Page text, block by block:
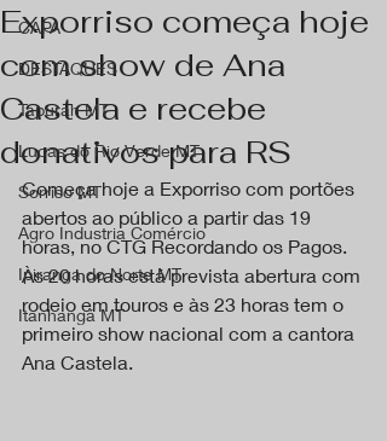
CAPA
DESTAQUES
Tapurah MT
Lucas do Rio Verde MT
Sorriso MT
Agro Industria Comércio
Ipiranga do Norte MT
Itanhangá MT
Exporriso começa hoje
com show de Ana
Castela e recebe
donativos para RS
Começa hoje a Exporriso com portões
abertos ao público a partir das 19
horas, no CTG Recordando os Pagos.
Às 20 horas está prevista abertura com
rodeio em touros e às 23 horas tem o
primeiro show nacional com a cantora
Ana Castela.